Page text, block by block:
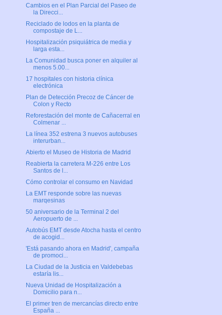
Cambios en el Plan Parcial del Paseo de
la Direcci...
Reciclado de lodos en la planta de
compostaje de L...
Hospitalización psiquiátrica de media y
larga esta...
La Comunidad busca poner en alquiler al
menos 5.00...
17 hospitales con historia clínica
electrónica
Plan de Detección Precoz de Cáncer de
Colon y Recto
Reforestación del monte de Cañacerral en
Colmenar ...
La línea 352 estrena 3 nuevos autobuses
interurban...
Abierto el Museo de Historia de Madrid
Reabierta la carretera M-226 entre Los
Santos de l...
Cómo controlar el consumo en Navidad
La EMT responde sobre las nuevas
marqesinas
50 aniversario de la Terminal 2 del
Aeropuerto de ...
Autobús EMT desde Atocha hasta el centro
de acogid...
'Está pasando ahora en Madrid', campaña
de promoci...
La Ciudad de la Justicia en Valdebebas
estaría lis...
Nueva Unidad de Hospitalización a
Domicilio para n...
El primer tren de mercancías directo entre
España ...